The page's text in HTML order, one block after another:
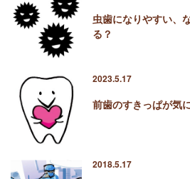
虫歯になりやすい、
る？
2023.5.17
前歯のすきっぱが気
2018.5.17